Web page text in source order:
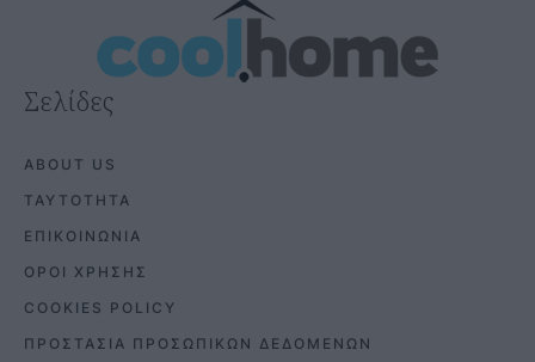
Σελίδες
ABOUT US
ΤΑΥΤΟΤΗΤΑ
ΕΠΙΚΟΙΝΩΝΙΑ
ΟΡΟΙ ΧΡΗΣΗΣ
COOKIES POLICY
ΠΡΟΣΤΑΣΙΑ ΠΡΟΣΩΠΙΚΩΝ ΔΕΔΟΜΕΝΩΝ